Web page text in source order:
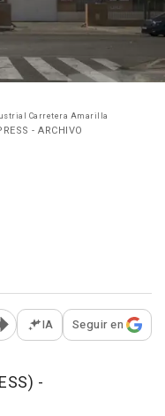
Carretera Amarilla
- ARCHIVO
Abrir opciones para
IA Seguir en
-